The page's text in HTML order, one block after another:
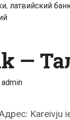
, латвийский
—
admin
Kareivju